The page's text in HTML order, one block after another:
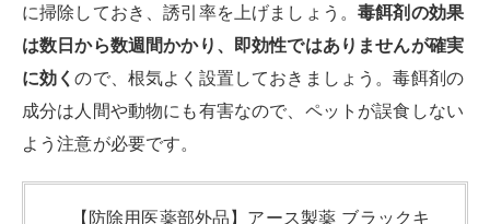
に掃除しておき、誘引率を上げましょう。毒餌剤の効果
は数日から数週間かかり、即効性ではありませんが確実
に効くので、根気よく設置しておきましょう。毒餌剤の
成分は人間や動物にも有害なので、ペットが誤食しない
よう注意が必要です。
【防除用医薬部外品】アース製薬 ブラックキ